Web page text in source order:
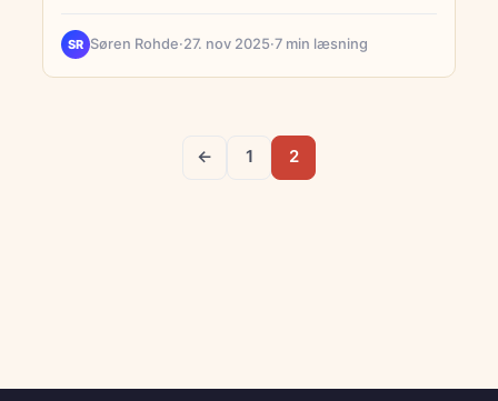
SR Søren Rohde·27. nov 2025·7 min læsning
← 1 2